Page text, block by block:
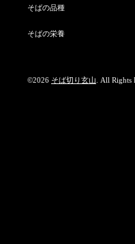
そばの品種
そばの栄養
©2026 そば切り玄山 . All Rights